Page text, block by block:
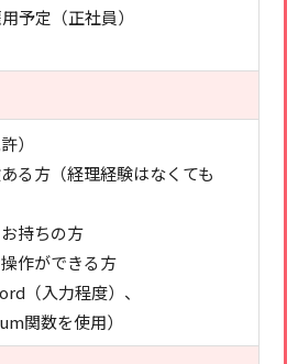
予定（正社員）
）
る方（経理経験はなくても
持ちの方
作ができる方
（入力程度）、
関数を使用）